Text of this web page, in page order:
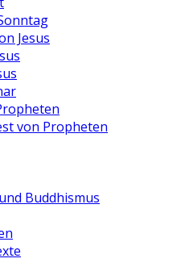
Jesus
von Propheten
Buddhismus